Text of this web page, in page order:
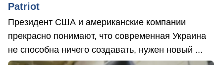
Patriot
Президент США и американские компании
прекрасно понимают, что современная Украина
не способна ничего создавать, нужен новый ...